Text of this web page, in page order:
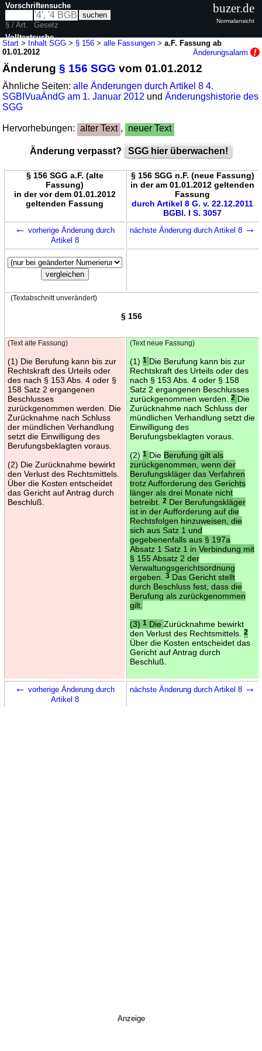
Start > Inhalt SGG > § 156 >alle Fassungen >a.F. Fassung ab
01.01.2012
Änderungsalarm
Änderung§ 156 SGG vom 01.01.2012
Ähnliche Seiten:alle Änderungen durch Artikel 8 4.
SGBIVuaÄndG am 1. Januar 2012 undÄnderungshistorie des
SGG
Hervorhebungen: alter Text , neuer Text
Änderung verpasst? SGG hier überwachen!
§ 156 SGG a.F. (alte
Fassung)
in der vor dem 01.01.2012
geltenden Fassung
§ 156 SGG n.F. (neue Fassung)
in der am 01.01.2012 geltenden
Fassung
durch Artikel 8 G. v. 22.12.2011
BGBl. I S. 3057
← vorherige Änderung durch
Artikel 8
nächste Änderung durch Artikel 8 →
(Textabschnitt unverändert)
§ 156
(Text alte Fassung)
(1) Die Berufung kann bis zur
Rechtskraft des Urteils oder
des nach § 153 Abs. 4 oder §
158 Satz 2 ergangenen
Beschlusses
zurückgenommen werden. Die
Zurücknahme nach Schluss
der mündlichen Verhandlung
setzt die Einwilligung des
Berufungsbeklagten voraus.
(2) Die Zurücknahme bewirkt
den Verlust des Rechtsmittels.
Über die Kosten entscheidet
das Gericht auf Antrag durch
Beschluß.
(Text neue Fassung)
(1) 1 Die Berufung kann bis zur
Rechtskraft des Urteils oder des
nach § 153 Abs. 4 oder § 158
Satz 2 ergangenen Beschlusses
zurückgenommen werden.
2 Die
Zurücknahme nach Schluss der
mündlichen Verhandlung setzt die
Einwilligung des
Berufungsbeklagten voraus.
(2) 1 Die Berufung gilt als
zurückgenommen, wenn der
Berufungskläger das Verfahren
trotz Aufforderung des Gerichts
länger als drei Monate nicht
betreibt.
2Der Berufungskläger
ist in der Aufforderung auf die
Rechtsfolgen hinzuweisen, die
sich aus Satz 1 und
gegebenenfalls aus § 197a
Absatz 1 Satz 1 in Verbindung mit
§ 155 Absatz 2 der
Verwaltungsgerichtsordnung
ergeben.
3Das Gericht stellt
durch Beschluss fest, dass die
Berufung als zurückgenommen
gilt.
(3) 1Die Zurücknahme bewirkt
den Verlust des Rechtsmittels.
2
Über die Kosten entscheidet das
Gericht auf Antrag durch
Beschluß.
← vorherige Änderung durch
Artikel 8
nächste Änderung durch Artikel 8 →
Vorschriftensuche
§ / Art.
Gesetz
Volltextsuche
buzer.de
Normalansicht
Anzeige